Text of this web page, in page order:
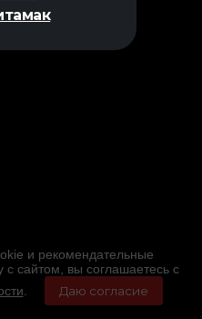
и рекомендательные
с сайтом, вы соглашаетесь с
Даю согласие